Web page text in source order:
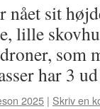
sit
lille
som
har 3
2025 | Skriv en